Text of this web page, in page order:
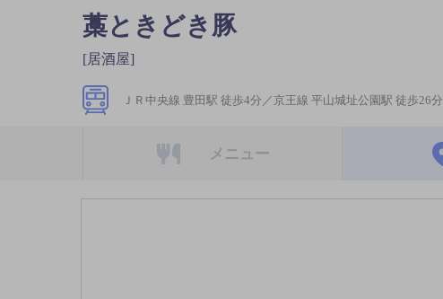
藁ときどき豚
[居酒屋]
ＪＲ中央線 豊田駅 徒歩4分／京王線 平山城址公園駅 徒歩26分
メニュー